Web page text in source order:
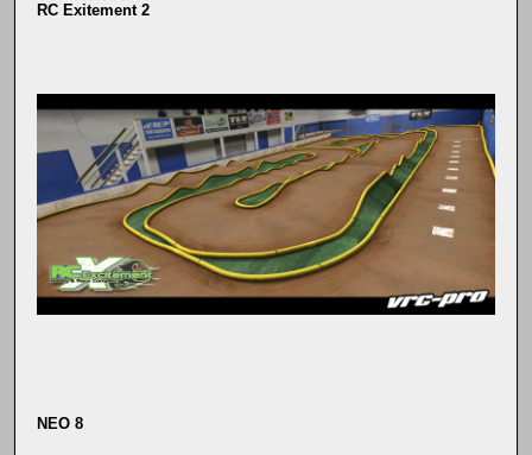
RC Exitement 2
NEO 8